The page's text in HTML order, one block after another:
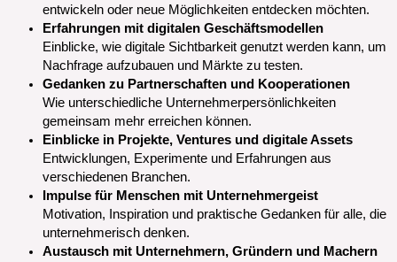
entwickeln oder neue Möglichkeiten entdecken möchten.
Erfahrungen mit digitalen Geschäftsmodellen
Einblicke, wie digitale Sichtbarkeit genutzt werden kann, um
Nachfrage aufzubauen und Märkte zu testen.
Gedanken zu Partnerschaften und Kooperationen
Wie unterschiedliche Unternehmerpersönlichkeiten
gemeinsam mehr erreichen können.
Einblicke in Projekte, Ventures und digitale Assets
Entwicklungen, Experimente und Erfahrungen aus
verschiedenen Branchen.
Impulse für Menschen mit Unternehmergeist
Motivation, Inspiration und praktische Gedanken für alle, die
unternehmerisch denken.
Austausch mit Unternehmern, Gründern und Machern